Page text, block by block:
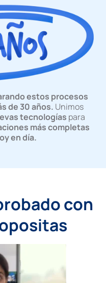
estos procesos
de 30 años. Unimos
tecnologías para
más completas
en día.
con